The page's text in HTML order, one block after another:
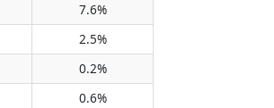
7.6%
2.5%
0.2%
0.6%